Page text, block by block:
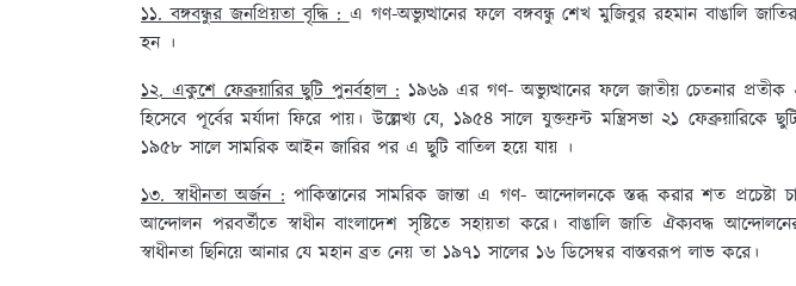
১১. বঙ্গবন্ধুর জনপ্রিয়তা বৃদ্ধি :এ গণ-অভ্যুত্থানের ফলে বঙ্গবন্ধু শেখ মুজিবুর রহমান বাঙালি
হন ।
১২. একুশে ফেব্রুয়ারির ছুটি পুনর্বহাল :১৯৬৯ এর গণ- অভ্যুত্থানের ফলে জাতীয় চেতনার প্রতীক
হিসেবে পূর্বের মর্যাদা ফিরে পায়। উল্লেখ্য যে, ১৯৫৪ সালে যুক্তফ্রন্ট মন্ত্রিসভা ২১ ফেব্রুয়ারিকে
১৯৫৮ সালে সামরিক আইন জারির পর এ ছুটি বাতিল হয়ে যায় ।
১৩. স্বাধীনতা অর্জন :পাকিস্তানের সামরিক জান্তা এ গণ- আন্দোলনকে স্তব্ধ করার শত প্রচেষ্টা
আন্দোলন পরবর্তীতে স্বাধীন বাংলাদেশ সৃষ্টিতে সহায়তা করে। বাঙালি জাতি ঐক্যবদ্ধ
স্বাধীনতা ছিনিয়ে আনার যে মহান ব্রত নেয় তা ১৯৭১ সালের ১৬ ডিসেম্বর বাস্তবরূপ লাভ করে।